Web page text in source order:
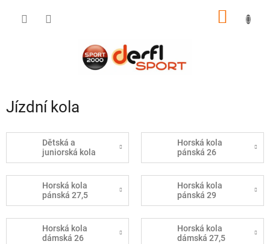
Jízdní kola
Dětská a
juniorská kola
Horská kola
pánská 26
Horská kola
pánská 27,5
Horská kola
pánská 29
Horská kola
dámská 26
Horská kola
dámská 27,5